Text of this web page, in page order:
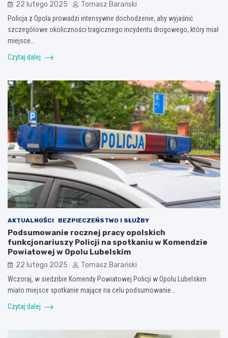
22 lutego 2025 Tomasz Barański
Policja z Opola prowadzi intensywne dochodzenie, aby wyjaśnić
szczegółowe okoliczności tragicznego incydentu drogowego, który miał
miejsce…
Czytaj dalej
AKTUALNOŚCI BEZPIECZEŃSTWO I SŁUŻBY
Podsumowanie rocznej pracy opolskich
funkcjonariuszy Policji na spotkaniu w Komendzie
Powiatowej w Opolu Lubelskim
22 lutego 2025 Tomasz Barański
Wczoraj, w siedzibie Komendy Powiatowej Policji w Opolu Lubelskim
miało miejsce spotkanie mające na celu podsumowanie…
Czytaj dalej